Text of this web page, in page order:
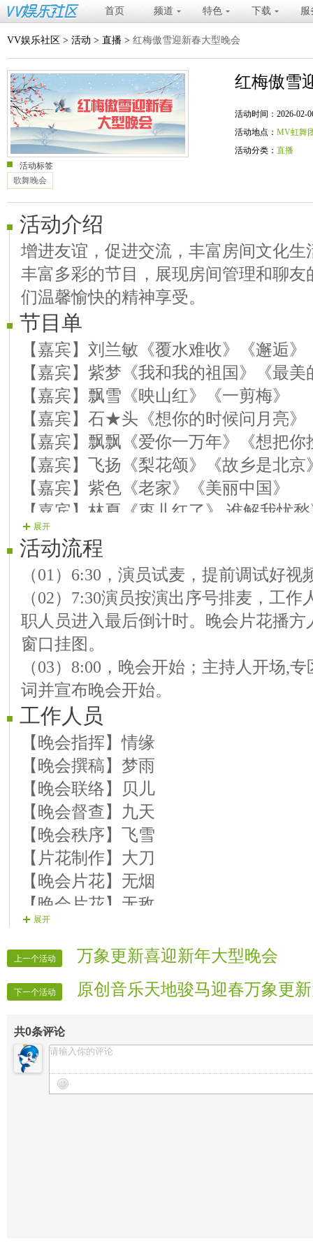
首页 频道 特色 下载 服
VV娱乐社区 > 活动 > 直播 > 红梅傲雪迎新春大型晚会
红梅傲雪
活动时间：2026-02-
活动地点： MV虹舞
活动分类： 直播
活动标签
歌舞晚会
活动介绍
增进友谊，促进交流，丰富房间文化
丰富多彩的节目，展现房间管理和聊
们温馨愉快的精神享受。
节目单
【嘉宾】刘兰敏《覆水难收》《邂逅》
【嘉宾】紫梦《我和我的祖国》《最
【嘉宾】飘雪《映山红》《一剪梅》
【嘉宾】石★头《想你的时候问月亮》
【嘉宾】飘飘《爱你一万年》《想把你
【嘉宾】飞扬《梨花颂》《故乡是北京
【嘉宾】紫色《老家》《美丽中国》
【嘉宾】林夏《枣儿红了》 谁解我忧
【嘉宾】小微《今天是你的生日》《女
【嘉宾】诗歌《你是我的歌》《星月神
【嘉宾】大海《草原之夜》《慈祥的母
【嘉宾】情缘《邂逅》《 九点回忆》
【嘉宾】风荷《桃花庵歌》京歌《将进
【嘉宾】海芯 《2026年一切随心愿》
展开
活动流程
（01）6:30，演员试麦，提前调试好视
（02）7:30演员按演出序号排麦，工
职人员进入最后倒计时。晚会片花播
窗口挂图。
（03）8:00，晚会开始；主持人开场,
词并宣布晚会开始。
工作人员
【晚会指挥】情缘
【晚会撰稿】梦雨
【晚会联络】贝儿
【晚会督查】九天
【晚会秩序】飞雪
【片花制作】大刀
【晚会片花】无烟
【晚会片花】无敌
【晚会片花】无语
【晚会递麦】泪珠
【晚会护麦】微笑
【晚会广播】天刀
展开
上一个活动 万象更新喜迎新年大型晚会
下一个活动 原创音乐天地骏马迎春万象更
共0条评论